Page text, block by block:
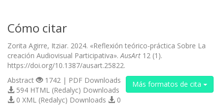
Cómo citar
Zorita Agirre, Itziar. 2024. «Reflexión teórico-práctica Sobre La
creación Audiovisual Participativa».AusArt 12 (1).
https://doi.org/10.1387/ausart.25822.
Más formatos de cita
Abstract
1742 | PDF Downloads
594 HTML (Redalyc) Downloads
0 XML (Redalyc) Downloads
0